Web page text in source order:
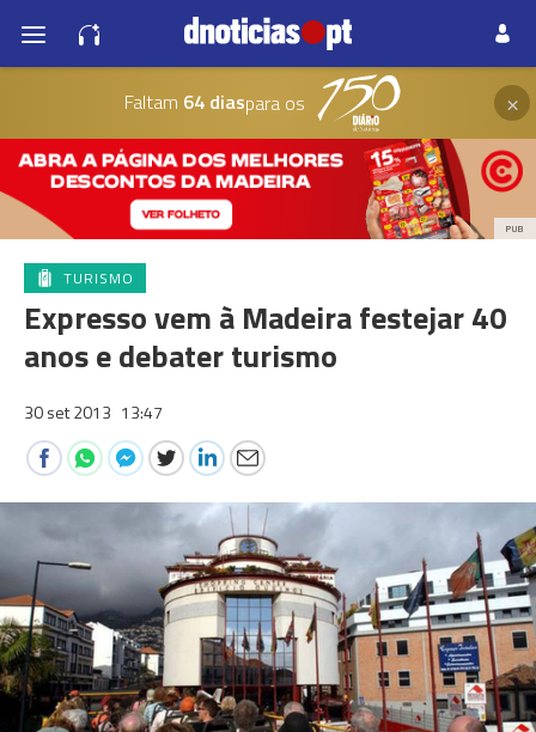
Faltam 64 diaspara os ×
PUB
TURISMO
Expresso vem à Madeira festejar 40
anos e debater turismo
30 set 2013 13:47